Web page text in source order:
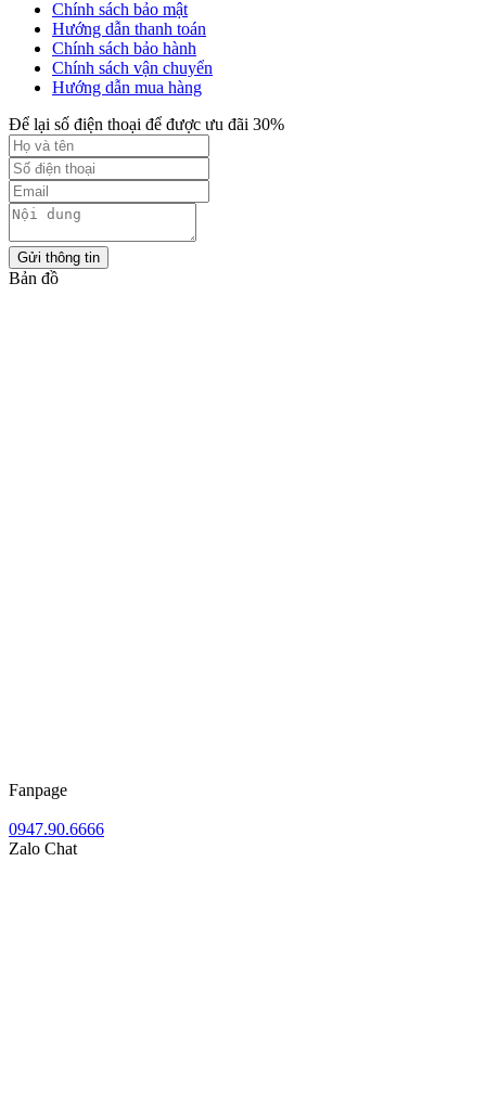
Chính sách bảo mật
Hướng dẫn thanh toán
Chính sách bảo hành
Chính sách vận chuyển
Hướng dẫn mua hàng
Để lại số điện thoại để được ưu đãi 30%
Gửi thông tin
Bản đồ
Fanpage
0947.90.6666
Zalo Chat